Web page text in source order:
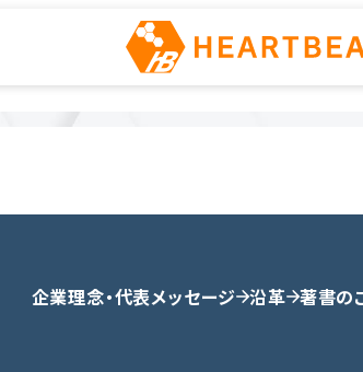
企業理念・代表メッセージ 沿革 著書の